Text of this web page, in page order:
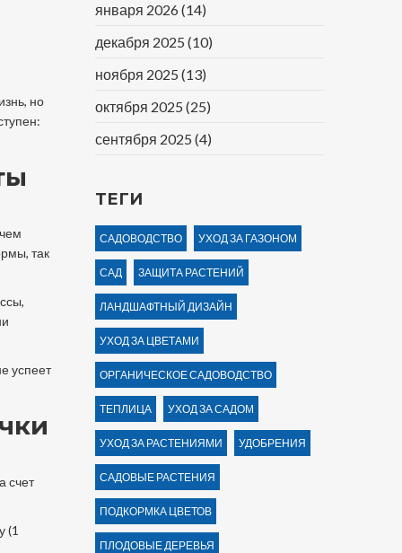
но
так
успеет
счет
(1
января 2026 (14)
декабря 2025 (10)
ноября 2025 (13)
октября 2025 (25)
сентября 2025 (4)
ТЕГИ
САДОВОДСТВО УХОД ЗА ГАЗОНОМ
САД ЗАЩИТА РАСТЕНИЙ
ЛАНДШАФТНЫЙ ДИЗАЙН
УХОД ЗА ЦВЕТАМИ
ОРГАНИЧЕСКОЕ САДОВОДСТВО
ТЕПЛИЦА УХОД ЗА САДОМ
УХОД ЗА РАСТЕНИЯМИ УДОБРЕНИЯ
САДОВЫЕ РАСТЕНИЯ
ПОДКОРМКА ЦВЕТОВ
ПЛОДОВЫЕ ДЕРЕВЬЯ